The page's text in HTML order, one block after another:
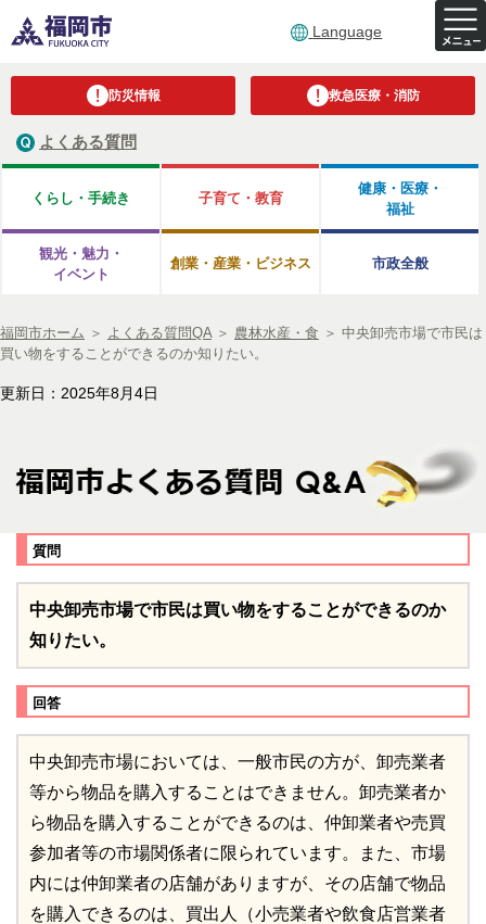
Language
防災情報 救急医療・消防
よくある質問
くらし・手続き 子育て・教育
健康・医療・
福祉
観光・魅力・
イベント
創業・産業・ビジネス 市政全般
福岡市ホーム ＞ よくある質問QA ＞ 農林水産・食 ＞ 中央卸売市場で市民は
買い物をすることができるのか知りたい。
更新日：2025年8月4日
質問
中央卸売市場で市民は買い物をすることができるのか
知りたい。
回答
中央卸売市場においては、一般市民の方が、卸売業者
等から物品を購入することはできません。卸売業者か
ら物品を購入することができるのは、仲卸業者や売買
参加者等の市場関係者に限られています。また、市場
内には仲卸業者の店舗がありますが、その店舗で物品
を購入できるのは、買出人（小売業者や飲食店営業者